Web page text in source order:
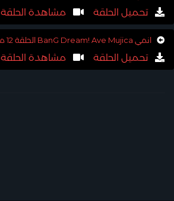
تحميل الحلقة مشاهدة الحلقة
انمي BanG Dream! Ave Mujica الحلقة 12 مترجمة
تحميل الحلقة مشاهدة الحلقة